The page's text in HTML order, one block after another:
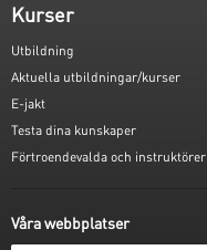
Kurser
Utbildning
Aktuella utbildningar/kurser
E-jakt
Testa dina kunskaper
Förtroendevalda och instruktörer
Våra webbplatser